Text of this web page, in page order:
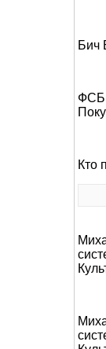
Бич
ФСБ
Кто